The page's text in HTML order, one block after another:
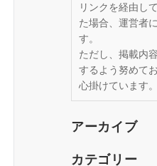
リンクを経由し
た場合、運営者
す。
ただし、掲載内
するよう努めて
心掛けています。
アーカイブ
カテゴリー